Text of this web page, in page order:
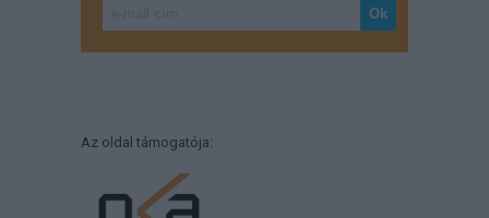
Az oldal támogatója: